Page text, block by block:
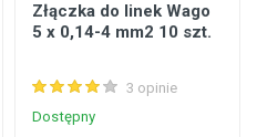
Złączka do linek Wago
5 x 0,14-4 mm2 10 szt.
3 opinie
Dostępny